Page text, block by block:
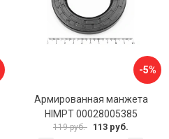
-5%
Армированная манжета
HIMPT 00028005385
119 руб. 113 руб.